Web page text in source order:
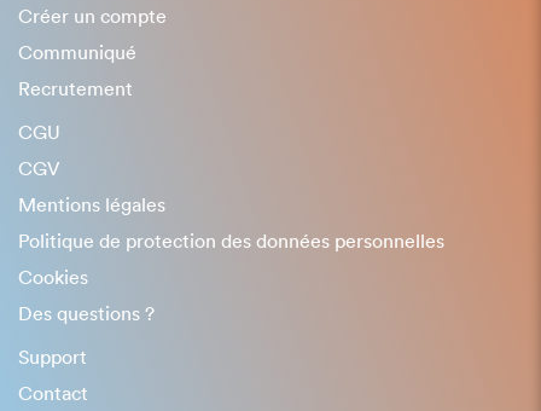
Créer un compte
Communiqué
Recrutement
CGU
CGV
Mentions légales
Politique de protection des données personnelles
Cookies
Des questions ?
Support
Contact